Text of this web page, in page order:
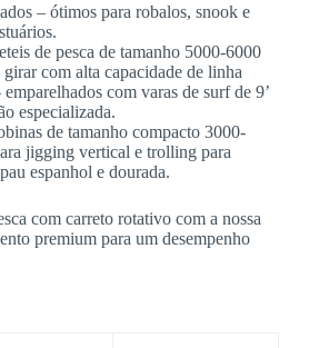
– ótimos para robalos, snook e
de pesca de tamanho 5000-6000
girar com alta capacidade de linha
com varas de surf de 9’
especializada.
de tamanho compacto 3000-
jigging vertical e trolling para
espanhol e dourada.
com carreto rotativo com a nossa
premium para um desempenho